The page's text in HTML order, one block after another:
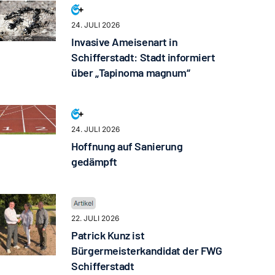
24. JULI 2026
Invasive Ameisenart in
Schifferstadt: Stadt informiert
über „Tapinoma magnum“
24. JULI 2026
Hoffnung auf Sanierung
gedämpft
22. JULI 2026
Patrick Kunz ist
Bürgermeisterkandidat der FWG
Schifferstadt